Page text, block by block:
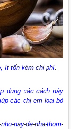
ít tốn kém chi phí.
dụng các cách này
các chị em loại bỏ
nay-de-nha-thom-